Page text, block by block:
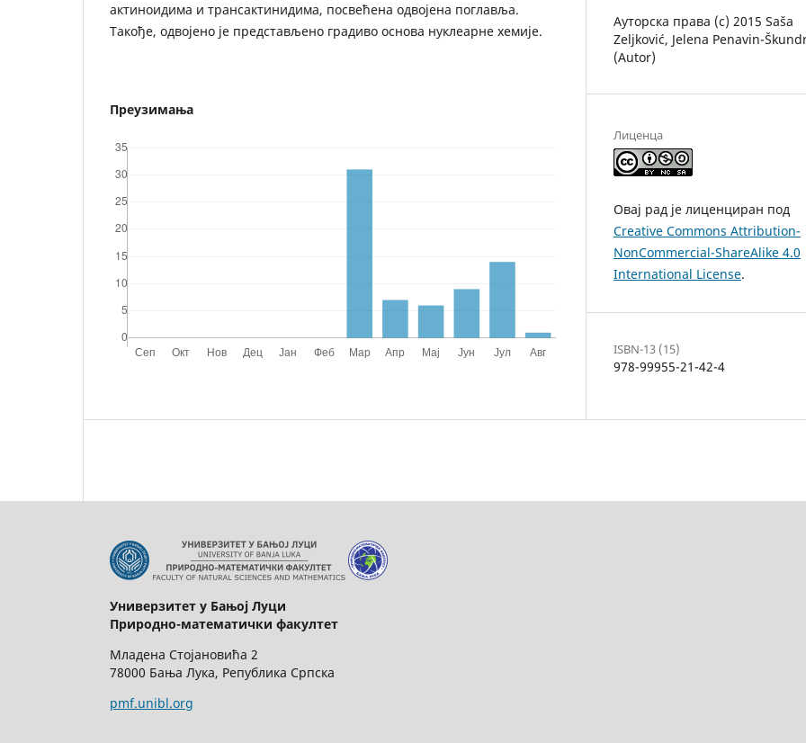
актиноидима и трансактинидима, посвећена одвојена поглавља.
Такође, одвојено је представљено градиво основа нуклеарне хемије.
Преузимања
Ауторска права (c) 2015 Saša
Zeljković, Jelena Penavin-
(Autor)
Лиценца
Овај рад је лиценциран под
Creative Commons Attribution-
NonCommercial-ShareAlike 4.0
International License.
ISBN-13 (15)
978-99955-21-42-4
Универзитет у Бањој Луци
Природно-математички факултет
Младена Стојановића 2
78000 Бања Лука, Република Српска
pmf.unibl.org